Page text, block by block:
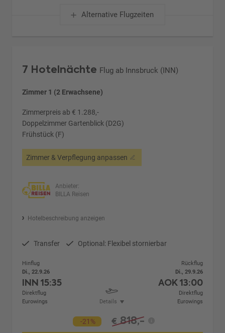
Alternative Flugzeiten
7 Hotelnächte Flug ab Innsbruck (INN)
Zimmer 1 (2 Erwachsene)
Zimmerpreis ab € 1.288,-
Doppelzimmer Gartenblick (D2G)
Frühstück (F)
Zimmer & Verpflegung anpassen
Anbieter:
BILLA Reisen
Hotelbeschreibung anzeigen
Transfer Optional: Flexibel stornierbar
Hinflug
Di., 22.9.26
INN15:35
Direktflug
Eurowings
Details
Rückflug
Di., 29.9.26
AOK13:00
Direktflug
Eurowings
-21% € 818,-